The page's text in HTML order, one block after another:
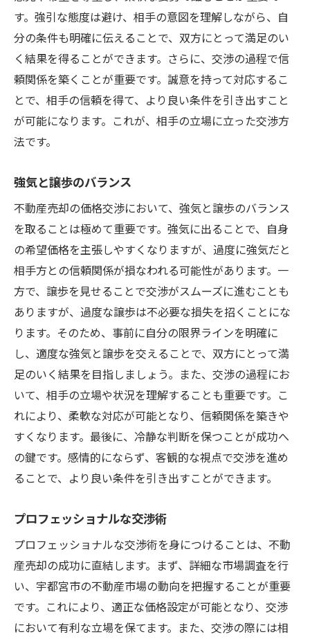
す。強引な態度は避け、相手の意図を理解しながら、自
分の条件も明確に伝えることで、双方にとって満足のい
く結果を得ることができます。さらに、交渉の過程で信
頼関係を築くことが重要です。誠意を持って対応するこ
とで、相手の信頼を得て、より良い条件を引き出すこと
が可能になります。これが、相手の立場に立った交渉方
法です。
強気と譲歩のバランス
不動産売却の価格交渉において、強気と譲歩のバランス
を取ることは極めて重要です。強気に出ることで、自身
の希望価格を主張しやすくなりますが、過度に強気だと
相手方との信頼関係が損なわれる可能性があります。一
方で、譲歩を見せることで交渉がスムーズに進むことも
ありますが、過度な譲歩は不必要な損失を招くことにな
ります。そのため、事前に自分の限界ラインを明確に
し、適度な強気と譲歩を交えることで、双方にとって満
足のいく結果を目指しましょう。また、交渉の過程にお
いて、相手の立場や状況を理解することも重要です。こ
れにより、柔軟な対応が可能となり、信頼関係を築きや
すくなります。最後に、冷静な判断を保つことが成功へ
の鍵です。感情的にならず、客観的な視点で交渉を進め
ることで、より良い条件を引き出すことができます。
プロフェッショナルな交渉術
プロフェッショナルな交渉術を身につけることは、不動
産売却の成功に直結します。まず、詳細な市場調査を行
い、宇都宮市の不動産市場の動向を把握することが重要
です。これにより、適正な価格設定が可能となり、交渉
において有利な立場を保てます。また、交渉の際には相